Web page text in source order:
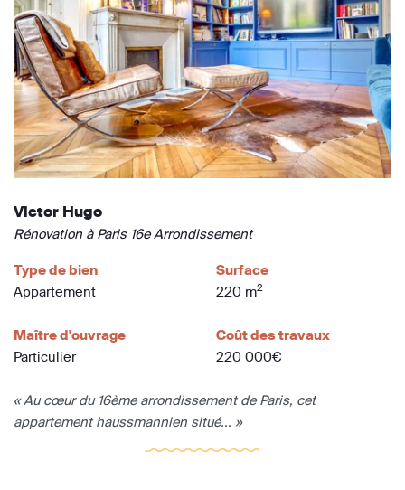
Victor Hugo
Rénovation à Paris 16e Arrondissement
Type de bien
Appartement
Surface
220 m2
Maître d'ouvrage
Particulier
Coût des travaux
220 000€
« Au cœur du 16ème arrondissement de Paris, cet
appartement haussmannien situé... »